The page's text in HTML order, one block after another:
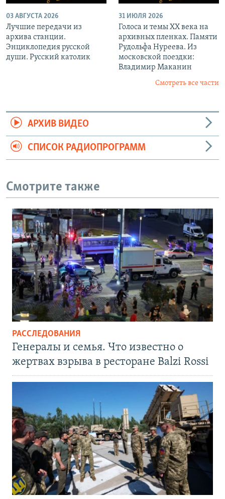
03 АВГУСТА 2026
Лучшие передачи из
архива станции.
Энциклопедия русской
души. Русский католик
31 ИЮЛЯ 2026
Голоса и темы XX века на
архивных пленках. Памяти
Рудольфа Нуреева. Из
московской поездки:
Владимир Маканин
Смотреть все части
АРХИВ ВИДЕО
СПИСОК РАДИОПРОГРАММ
Смотрите также
РАССЛЕДОВАНИЯ
Генералы и семья. Что известно о
жертвах взрыва в ресторане Balzi Rossi